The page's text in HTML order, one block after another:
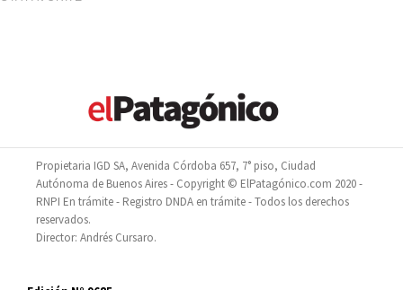
Propietaria IGD SA, Avenida Córdoba 657, 7° piso, Ciudad
Autónoma de Buenos Aires - Copyright © ElPatagónico.com 2020 -
RNPI En trámite - Registro DNDA en trámite - Todos los derechos
reservados.
Director: Andrés Cursaro.